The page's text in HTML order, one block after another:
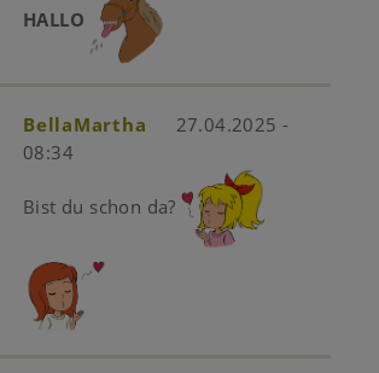
HALLO
BellaMartha
27.04.2025 -
08:34
Bist du schon da?